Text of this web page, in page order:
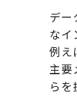
デー
なイ
例え
主要
らを